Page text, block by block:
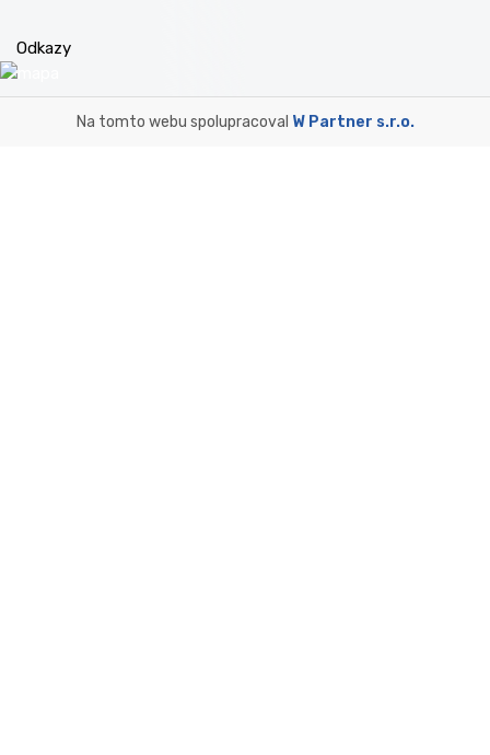
Odkazy
Na tomto webu spolupracoval W Partner s.r.o.